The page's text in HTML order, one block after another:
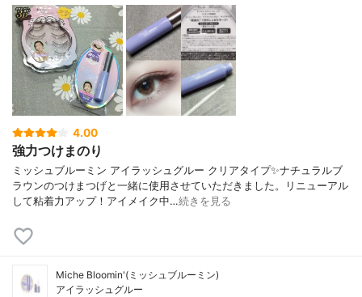
4.00
強力つけまのり
ミッシュブルーミン アイラッシュグルー クリアタイプ✨ナチュラルブ
ラウンのつけまつげと一緒に使用させていただきました。リニューアル
して粘着力アップ！アイメイク中…続きを見る
Miche Bloomin'(ミッシュブルーミン)
アイラッシュグルー